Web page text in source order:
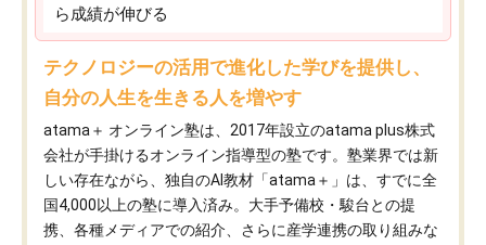
ら成績が伸びる
テクノロジーの活用で進化した学びを提供し、
自分の人生を生きる人を増やす
atama＋ オンライン塾は、2017年設立のatama plus株式
会社が手掛けるオンライン指導型の塾です。塾業界では新
しい存在ながら、独自のAI教材「atama＋」は、すでに全
国4,000以上の塾に導入済み。大手予備校・駿台との提
携、各種メディアでの紹介、さらに産学連携の取り組みな